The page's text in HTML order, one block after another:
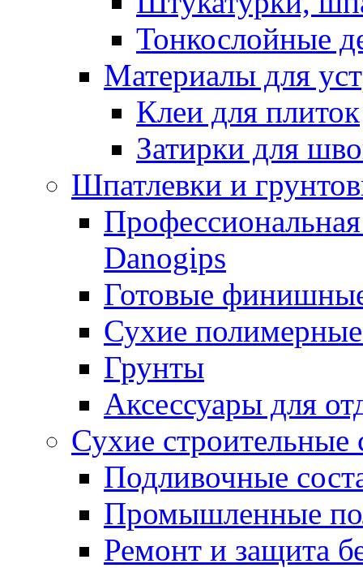
Тонкослойные
Материалы для
Клеи для плиток
Затирки для
Шпатлевки и
Danogips
Готовые
Сухие
Грунты
Аксессуары для
Сухие строительные
Подливочные
Промышленные
Ремонт и защита